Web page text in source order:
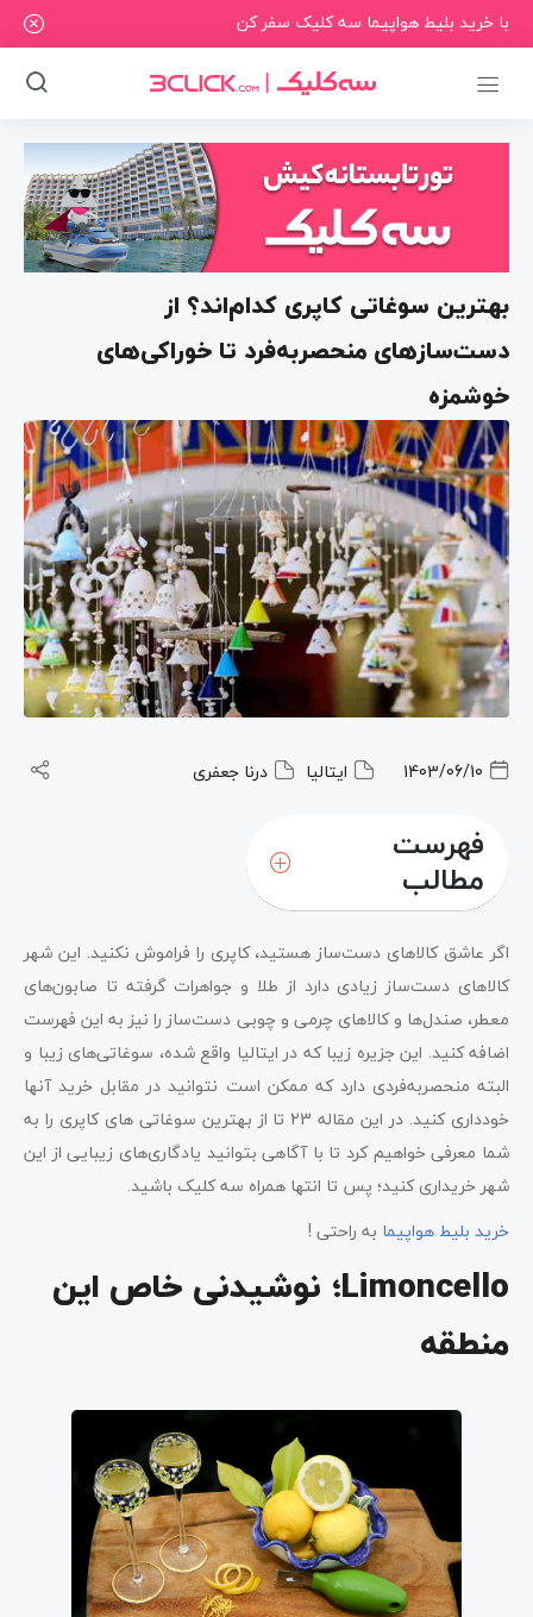
با خرید بلیط هواپیما سه کلیک سفر کن
بهترین سوغاتی کاپری کدام‌اند؟ از
دست‌سازهای منحصربه‌فرد تا خوراکی‌های
خوشمزه
1403/06/10 ایتالیا درنا جعفری
فهرست
مطالب
سرامیک‌های نقاشی شده با دست
صندل‌های دست‌ساز از بهترین سوغاتی‌ های کاپری
عطرهایی از Carthusia
طلسم زنگ کاپری (bell charm)
Lace and linens؛ بهترین سوغاتی های کاپری
جواهرات صدفی زیبا
سوغاتی‌های کاپری؛ هنرهای محلی‌ ناب
جواهرات دست‌ساز
کالاهای چرمی؛ بهترین سوغاتی های کاپری
کالاهایی الهام گرفته از غار آبی
کتاب‌ها و راهنماها
اگر عاشق کالاهای دست‌ساز هستید، کاپری را فراموش نکنید. این شهر
کالاهای دست‌ساز زیادی دارد از طلا و جواهرات گرفته تا صابون‌های
معطر، صندل‌ها و کالاهای چرمی و چوبی دست‌ساز را نیز به این فهرست
اضافه کنید. این جزیره زیبا که در ایتالیا واقع شده، سوغاتی‌های زیبا و
البته منحصربه‌فردی دارد که ممکن است نتوانید در مقابل خرید آنها
خودداری کنید. در این مقاله 23 تا از بهترین سوغاتی های کاپری را به
شما معرفی خواهیم کرد تا با آگاهی بتوانید یادگاری‌های زیبایی از این
شهر خریداری کنید؛ پس تا انتها همراه سه کلیک باشید.
خرید بلیط هواپیما به راحتی !
Limoncello؛ نوشیدنی خاص این
منطقه